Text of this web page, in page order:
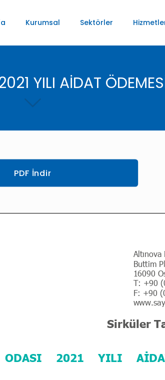
Kurumsal Sektörler
YILI AİDAT
PDF İndir